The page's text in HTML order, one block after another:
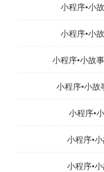
小程序•小
小程序•小
小程序•小故
小程序•小
小程序•
小程序•
小程序•